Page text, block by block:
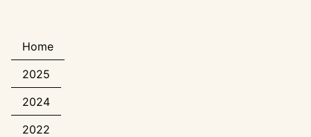
Home
2025
2024
2022